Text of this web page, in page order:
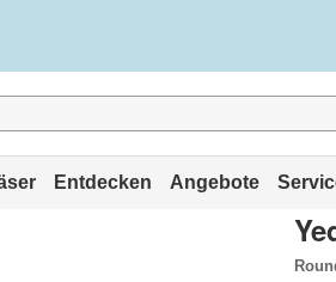
Entdecken Angebote